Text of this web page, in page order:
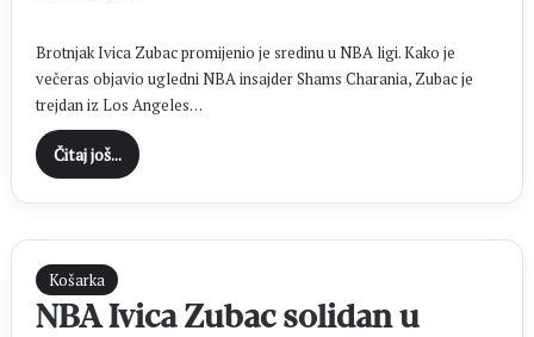
Brotnjak Ivica Zubac promijenio je sredinu u NBA ligi. Kako je
večeras objavio ugledni NBA insajder Shams Charania, Zubac je
trejdan iz Los Angeles…
Čitaj još...
Košarka
NBA Ivica Zubac solidan u